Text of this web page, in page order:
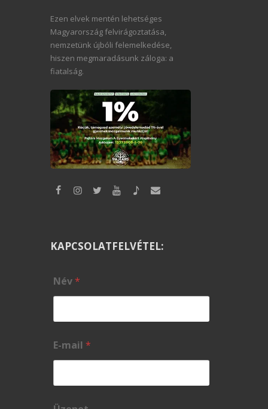
Ezen elvek mentén lehetséges
Magyarország felvirágoztatása,
nemzetünk újbóli felemelkedése,
hiszen megmaradásunk záloga: a
fiatalság.
KAPCSOLATFELVÉTEL:
Név*
E-mail *